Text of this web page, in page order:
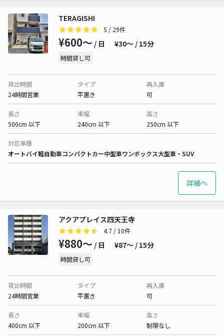
TERAGISHI
5 / 29件
¥600〜 / 日 ¥30〜 / 15分
時間貸し可
貸出時間
24時間営業
タイプ
平置き
再入庫
可
長さ
500cm 以下
車幅
240cm 以下
高さ
250cm 以下
対応車種
オートバイ軽自動車コンパクトカー中型車ワンボックス大型車・SUV
詳細へ
アクアプレイス四天王寺
4.7 / 10件
¥880〜 / 日 ¥87〜 / 15分
時間貸し可
貸出時間
24時間営業
タイプ
平置き
再入庫
可
長さ
400cm 以下
車幅
200cm 以下
高さ
制限なし